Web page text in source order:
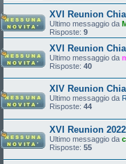
XVI Reunion
Ultimo messaggio da
Risposte: 9
XVI Reunion
Ultimo messaggio da
Risposte: 40
XIV Reunion
Ultimo messaggio da
Risposte: 44
XVI Reunion
Ultimo messaggio da
Risposte: 55